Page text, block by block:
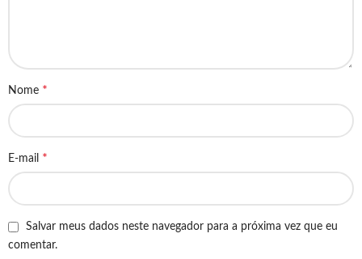
Nome *
E-mail *
Salvar meus dados neste navegador para a próxima vez que eu
comentar.